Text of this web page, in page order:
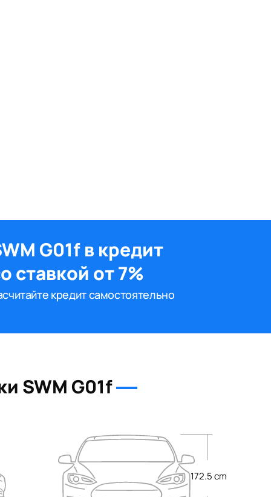
G01f в кредит
ставкой от 7%
кредит самостоятельно
SWM G01f
172.5 cm